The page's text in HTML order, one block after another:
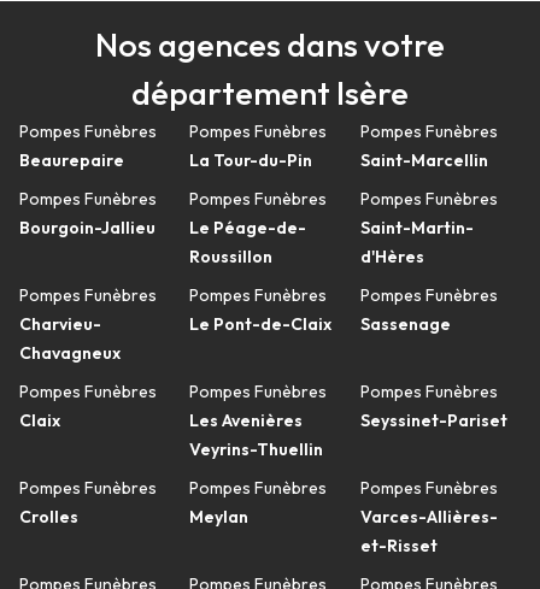
Nos agences dans votre
département Isère
Pompes Funèbres
Beaurepaire
Pompes Funèbres
Bourgoin-Jallieu
Pompes Funèbres
Charvieu-
Chavagneux
Pompes Funèbres
Claix
Pompes Funèbres
Crolles
Pompes Funèbres
Pompes Funèbres
La Tour-du-Pin
Pompes Funèbres
Le Péage-de-
Roussillon
Pompes Funèbres
Le Pont-de-Claix
Pompes Funèbres
Les Avenières
Veyrins-Thuellin
Pompes Funèbres
Meylan
Pompes Funèbres
Pompes Funèbres
Saint-Marcellin
Pompes Funèbres
Saint-Martin-
d'Hères
Pompes Funèbres
Sassenage
Pompes Funèbres
Seyssinet-Pariset
Pompes Funèbres
Varces-Allières-
et-Risset
Pompes Funèbres